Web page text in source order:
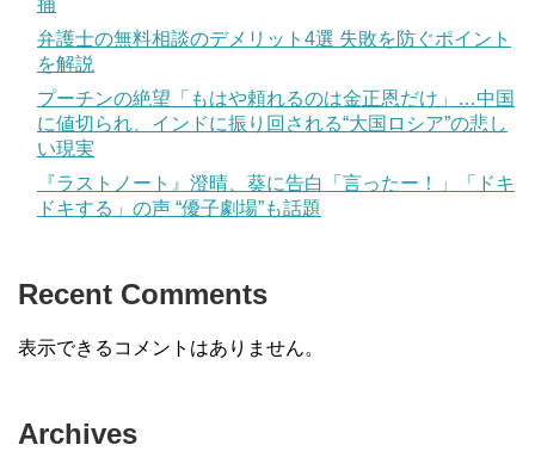
捕
弁護士の無料相談のデメリット4選 失敗を防ぐポイント
を解説
プーチンの絶望「もはや頼れるのは金正恩だけ」…中国
に値切られ、インドに振り回される“大国ロシア”の悲し
い現実
『ラストノート』澄晴、葵に告白「言ったー！」「ドキ
ドキする」の声 “優子劇場”も話題
Recent Comments
表示できるコメントはありません。
Archives